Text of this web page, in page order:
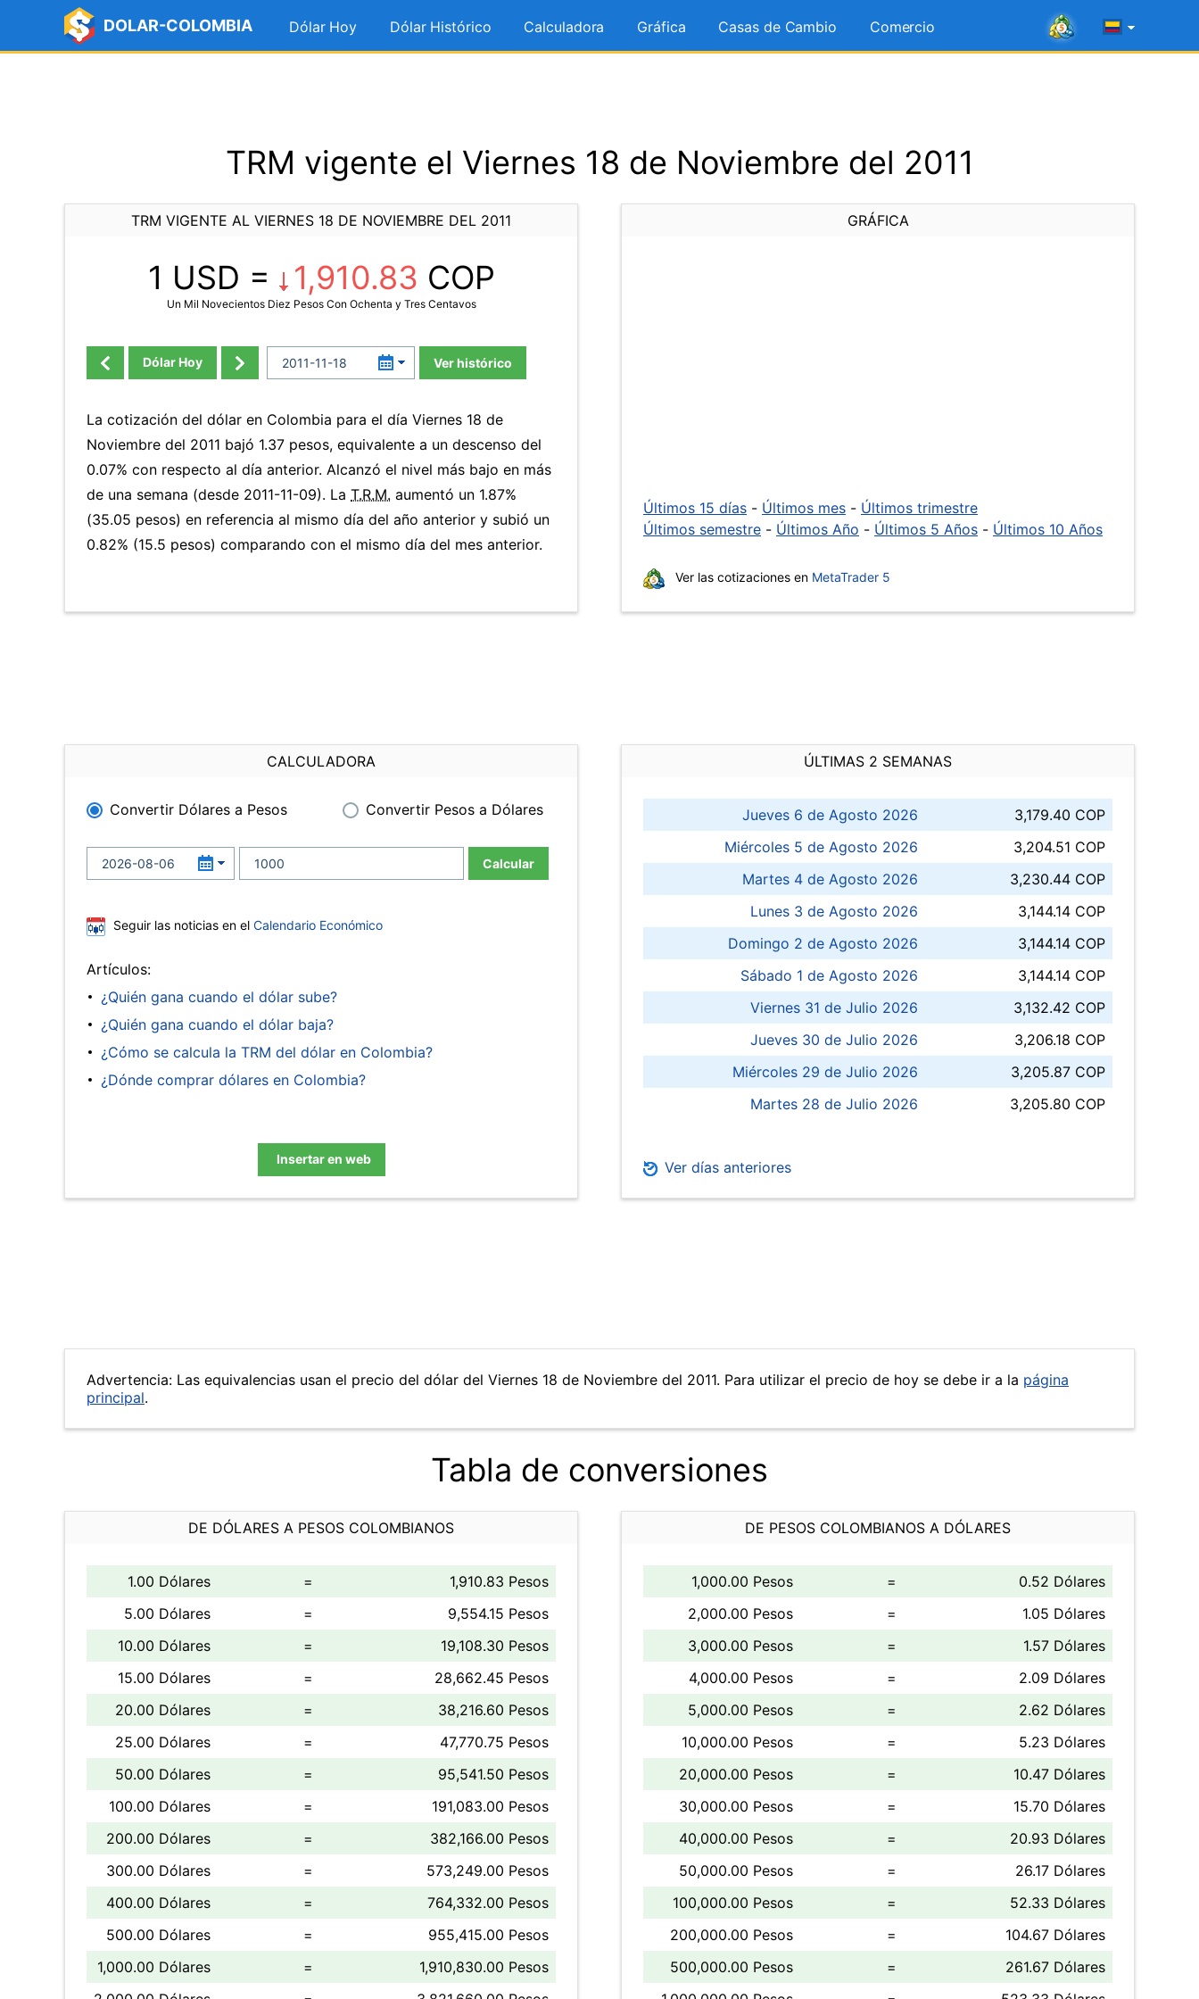
DOLAR-COLOMBIA Dólar Hoy Dólar Histórico Calculadora Gráfica Casas de Cambio Comercio
TRM vigente el Viernes 18 de Noviembre del 2011
TRM VIGENTE AL VIERNES 18 DE NOVIEMBRE DEL 2011
1 USD = 1,910.83 COP
Un Mil Novecientos Diez Pesos Con Ochenta y Tres Centavos
Dólar Hoy Ver histórico
La cotización del dólar en Colombia para el día Viernes 18 de
Noviembre del 2011 bajó 1.37 pesos, equivalente a un descenso del
0.07% con respecto al día anterior. Alcanzó el nivel más bajo en más
de una semana (desde 2011-11-09). La T.R.M. aumentó un 1.87%
(35.05 pesos) en referencia al mismo día del año anterior y subió un
0.82% (15.5 pesos) comparando con el mismo día del mes anterior.
GRÁFICA
Últimos 15 días - Últimos mes - Últimos trimestre
Últimos semestre - Últimos Año - Últimos 5 Años - Últimos 10 Años
Ver las cotizaciones en MetaTrader 5
CALCULADORA
Convertir Dólares a Pesos Convertir Pesos a Dólares
Calcular
Seguir las noticias en el Calendario Económico
Artículos:
¿Quién gana cuando el dólar sube?
¿Quién gana cuando el dólar baja?
¿Cómo se calcula la TRM del dólar en Colombia?
¿Dónde comprar dólares en Colombia?
Insertar en web
ÚLTIMAS 2 SEMANAS
Jueves 6 de Agosto 2026
3,179.40 COP
Miércoles 5 de Agosto 2026
3,204.51 COP
Martes 4 de Agosto 2026
3,230.44 COP
Lunes 3 de Agosto 2026
3,144.14 COP
Domingo 2 de Agosto 2026
3,144.14 COP
Sábado 1 de Agosto 2026
3,144.14 COP
Viernes 31 de Julio 2026
3,132.42 COP
Jueves 30 de Julio 2026
3,206.18 COP
Miércoles 29 de Julio 2026
3,205.87 COP
Martes 28 de Julio 2026
3,205.80 COP
Ver días anteriores
Advertencia: Las equivalencias usan el precio del dólar del Viernes 18 de Noviembre del 2011. Para utilizar el precio de hoy se debe ir a la página
principal.
Tabla de conversiones
DE DÓLARES A PESOS COLOMBIANOS
1.00 Dólares =
1,910.83 Pesos
5.00 Dólares
=
9,554.15 Pesos
10.00 Dólares
=
19,108.30 Pesos
15.00 Dólares
=
28,662.45 Pesos
20.00 Dólares
=
38,216.60 Pesos
25.00 Dólares
=
47,770.75 Pesos
50.00 Dólares
=
95,541.50 Pesos
100.00 Dólares
=
191,083.00 Pesos
200.00 Dólares
=
382,166.00 Pesos
300.00 Dólares
=
573,249.00 Pesos
400.00 Dólares
=
764,332.00 Pesos
500.00 Dólares
=
955,415.00 Pesos
1,000.00 Dólares
=
1,910,830.00 Pesos
DE PESOS COLOMBIANOS A DÓLARES
1,000.00 Pesos =
0.52 Dólares
2,000.00 Pesos
=
1.05 Dólares
3,000.00 Pesos
=
1.57 Dólares
4,000.00 Pesos
=
2.09 Dólares
5,000.00 Pesos
=
2.62 Dólares
10,000.00 Pesos
=
5.23 Dólares
20,000.00 Pesos
=
10.47 Dólares
30,000.00 Pesos
=
15.70 Dólares
40,000.00 Pesos
=
20.93 Dólares
50,000.00 Pesos
=
26.17 Dólares
100,000.00 Pesos
=
52.33 Dólares
200,000.00 Pesos
=
104.67 Dólares
500,000.00 Pesos
=
261.67 Dólares